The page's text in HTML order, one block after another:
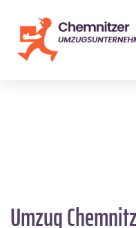
Umzug Chemnitz